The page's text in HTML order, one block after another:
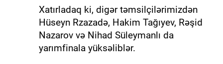
Xatırladaq ki, digər təmsilçilərimizdən
Hüseyn Rzazadə, Hakim Tağıyev, Rəşid
Nazarov və Nihad Süleymanlı da
yarımfinala yüksəliblər.